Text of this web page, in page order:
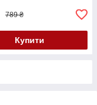
789 ₴
Купити